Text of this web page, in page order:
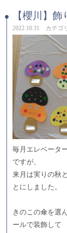
【櫻川】飾
2022.10.31 カテゴ
毎月エレベータ
ですが、
来月は実りの秋
とにしました。
きのこの傘を選
ールで装飾して